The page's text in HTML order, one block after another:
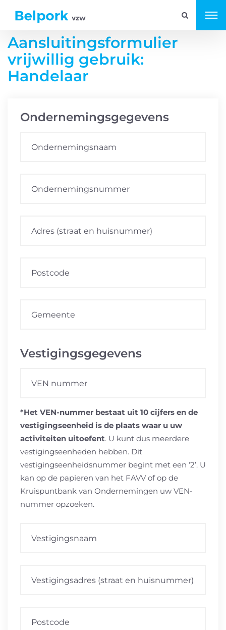
Aansluitingsformulier
vrijwillig gebruik:
Handelaar
Ondernemingsgegevens
Vestigingsgegevens
*Het VEN-nummer bestaat uit 10 cijfers en de
vestigingseenheid is de plaats waar u uw
activiteiten uitoefent. U kunt dus meerdere
vestigingseenheden hebben. Dit
vestigingseenheidsnummer begint met een ‘2’. U
kan op de papieren van het FAVV of op de
Kruispuntbank van Ondernemingen uw VEN-
nummer opzoeken.